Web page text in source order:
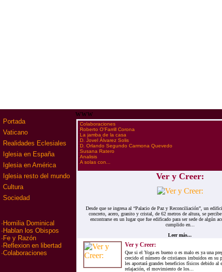
Portada
Vaticano
Realidades Eclesiales
Iglesia en España
Iglesia en América
Iglesia resto del mundo
Cultura
Sociedad
· Homilia Dominical
· Hablan los Obispos
· Fe y Razón
· Reflexion en libertad
·Colaboraciones
www
·Colaboraciones
·Roberto O'Farrill Corona
·La jamba de la casa
·D. Jovel Álvarez Solis
·D. Orlando Segundo Carmona Quevedo
·Susana Ratero
·Analisis
·A solas con...
Ver y Creer:
Desde que se ingresa al “Palacio de Paz y Reconciliación”, un
concreto, acero, granito y cristal, de 62 metros de altura, se percibe
encontrarse en un lugar que fue edificado para ser sede de algún
cumplido en...
Leer más...
Ver y Creer:
Que si el Yoga es bueno o es malo es ya una
crecido el número de cristianos imbuidos en su
les aportará grandes beneficios físicos debido al
relajación, el movimiento de los...